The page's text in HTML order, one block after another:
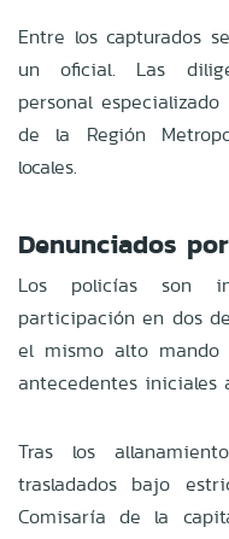
Entre los capturados
un oficial. Las
personal
de la Región
locales.
Denunciados
Los policías son
participación en dos
el mismo alto mando
antecedentes iniciales
Tras los
trasladados bajo
Comisaría de la